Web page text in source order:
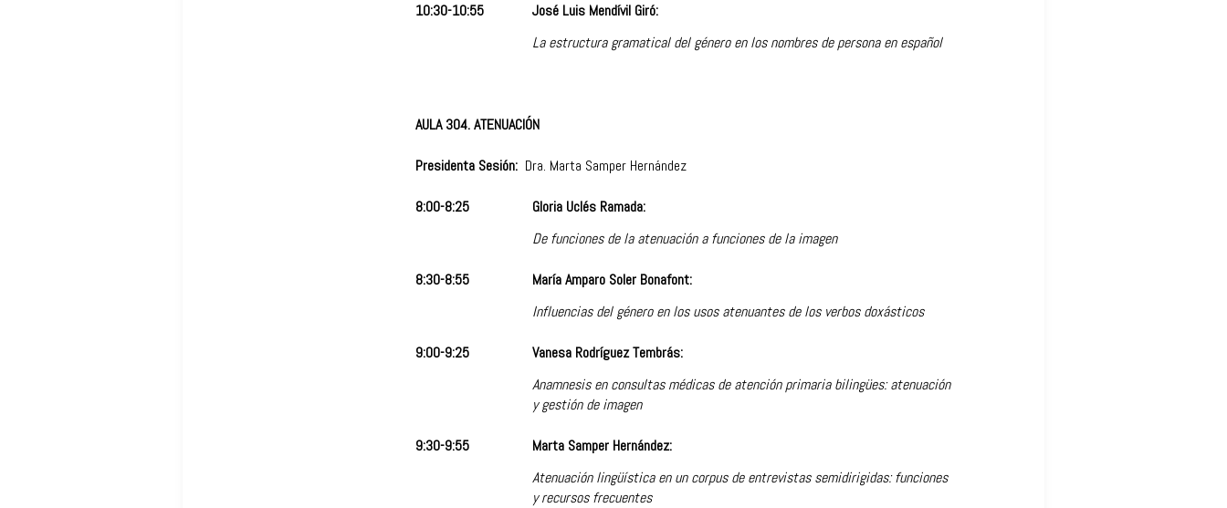
10:30-10:55
José Luis Mendívil Giró:
La estructura gramatical del género en los nombres de persona en español
AULA 304. ATENUACIÓN
Presidenta Sesión: Dra. Marta Samper Hernández
8:00-8:25
Gloria Uclés Ramada:
De funciones de la atenuación a funciones de la imagen
8:30-8:55
María Amparo Soler Bonafont:
Influencias del género en los usos atenuantes de los verbos doxásticos
9:00-9:25
Vanesa Rodríguez Tembrás:
Anamnesis en consultas médicas de atención primaria bilingües: atenuación
y gestión de imagen
9:30-9:55
Marta Samper Hernández:
Atenuación lingüística en un corpus de entrevistas semidirigidas: funciones
y recursos frecuentes